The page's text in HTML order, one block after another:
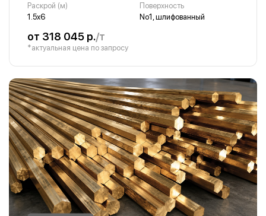
Раскрой (м)
1.5х6
Поверхность
No1, шлифованный
от 318 045 р./т
*актуальная цена по запросу